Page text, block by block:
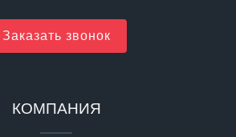
Заказать звонок
КОМПАНИЯ